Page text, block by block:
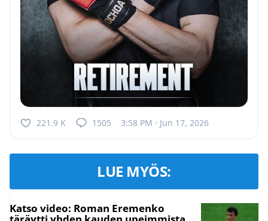
221.9 K 1505 3:58 PM · Jun 17, 2026
LUE MYÖS:
Katso video: Roman Eremenko